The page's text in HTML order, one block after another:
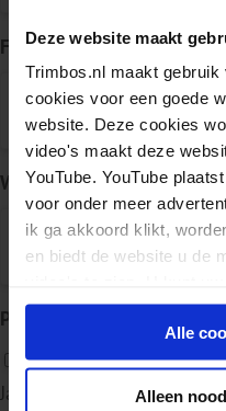
Deze website maakt
Trimbos.nl maakt
cookies voor een goede
website. Deze cookies
video's maakt deze
YouTube. YouTube
voor onder meer
ik ga akkoord klikt,
en biedt de website u de
intrekken.
Alle
Alleen
Functie
Waarom meldt u zich af?
Privacy
Ja, ik ga akkoord met het